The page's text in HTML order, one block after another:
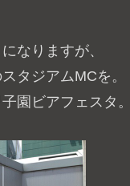
なりますが、
タジアムMCを。
園ビアフェスタ。